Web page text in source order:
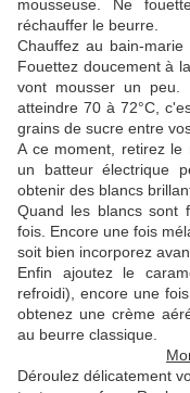
mousseuse. Ne
réchauffer le beurre.
Chauffez au bain-
Fouettez doucement à
vont mousser un peu.
atteindre 70 à 72°C,
grains de sucre entre
A ce moment, retirez le
un batteur électrique
obtenir des blancs
Quand les blancs sont
fois. Encore une fois
soit bien incorporez
Enfin ajoutez le
refroidi), encore une
obtenez une crème
au beurre classique.
Déroulez délicatement